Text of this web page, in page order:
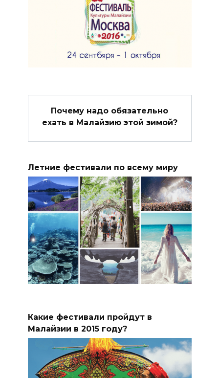
Почему надо обязательно
ехать в Малайзию этой зимой?
Летние фестивали по всему миру
Какие фестивали пройдут в
Малайзии в 2015 году?